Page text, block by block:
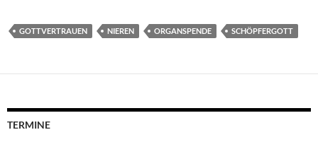
GOTTVERTRAUEN NIEREN ORGANSPENDE SCHÖPFERGOTT
TERMINE